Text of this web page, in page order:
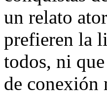
un relato
prefieren la
todos, ni
de conexión